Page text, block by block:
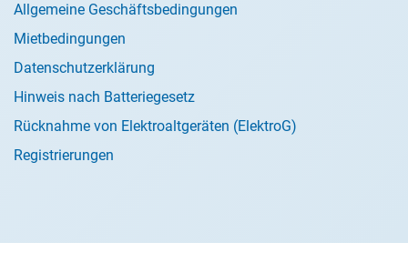
Allgemeine Geschäftsbedingungen
Mietbedingungen
Datenschutzerklärung
Hinweis nach Batteriegesetz
Rücknahme von Elektroaltgeräten (ElektroG)
Registrierungen